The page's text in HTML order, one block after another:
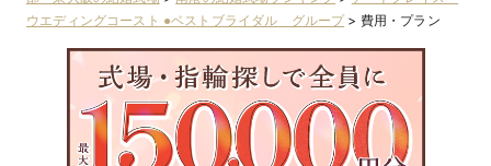
ウエディングコースト ●ベストブライダル グループ> 費用・プラン